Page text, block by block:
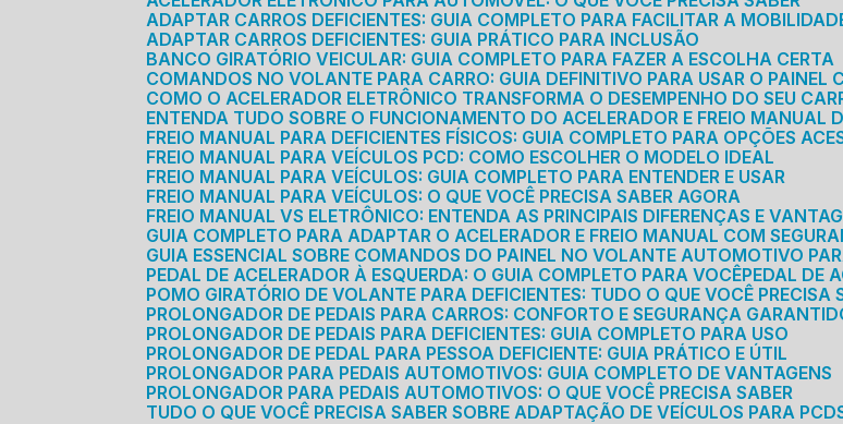
ADAPTAR CARROS DEFICIENTES: GUIA COMPLETO PARA FACILITAR A
ADAPTAR CARROS DEFICIENTES: GUIA PRÁTICO PARA INCLUSÃO
BANCO GIRATÓRIO VEICULAR: GUIA COMPLETO PARA FAZER A ESCOLHA CERTA
COMANDOS NO VOLANTE PARA CARRO: GUIA DEFINITIVO PARA USAR O PAINEL
COMO O ACELERADOR ELETRÔNICO TRANSFORMA O DESEMPENHO DO SEU
ENTENDA TUDO SOBRE O FUNCIONAMENTO DO ACELERADOR E FREIO MANUAL
FREIO MANUAL PARA DEFICIENTES FÍSICOS: GUIA COMPLETO PARA OPÇÕES
FREIO MANUAL PARA VEÍCULOS PCD: COMO ESCOLHER O MODELO IDEAL
FREIO MANUAL PARA VEÍCULOS: GUIA COMPLETO PARA ENTENDER E USAR
FREIO MANUAL PARA VEÍCULOS: O QUE VOCÊ PRECISA SABER AGORA
FREIO MANUAL VS ELETRÔNICO: ENTENDA AS PRINCIPAIS DIFERENÇAS E
GUIA COMPLETO PARA ADAPTAR O ACELERADOR E FREIO MANUAL COM
GUIA ESSENCIAL SOBRE COMANDOS DO PAINEL NO VOLANTE AUTOMOTIVO
PEDAL DE ACELERADOR À ESQUERDA: O GUIA COMPLETO PARA VOCÊ PEDAL DE
POMO GIRATÓRIO DE VOLANTE PARA DEFICIENTES: TUDO O QUE VOCÊ PRECISA
PROLONGADOR DE PEDAIS PARA CARROS: CONFORTO E SEGURANÇA
PROLONGADOR DE PEDAIS PARA DEFICIENTES: GUIA COMPLETO PARA USO
PROLONGADOR DE PEDAL PARA PESSOA DEFICIENTE: GUIA PRÁTICO E ÚTIL
PROLONGADOR PARA PEDAIS AUTOMOTIVOS: GUIA COMPLETO DE VANTAGENS
PROLONGADOR PARA PEDAIS AUTOMOTIVOS: O QUE VOCÊ PRECISA SABER
TUDO O QUE VOCÊ PRECISA SABER SOBRE ADAPTAÇÃO DE VEÍCULOS PARA